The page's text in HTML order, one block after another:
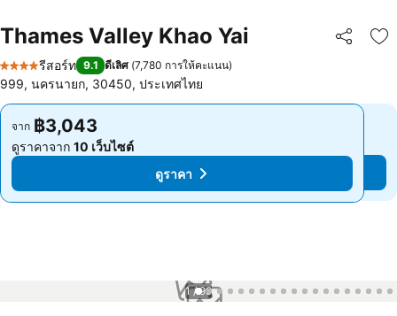
Thames Valley Khao Yai แชร์
เ
4 ดาว
รีสอร์ท 9.1 ดีเลิศ (7,780 การให้คะแนน)
999, นครนายก, 30450, ประเทศไทย
จาก ฿3,043
ดูราคาจาก 10 เว็บไซต์
ดูราคา
จาก ฿3,043
ดูราคาจาก 10 เว็บไซต์
ดูราคา
1 / 99